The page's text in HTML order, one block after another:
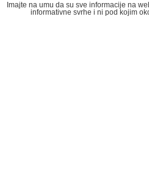
Imajte na umu da su sve informacije na
informativne svrhe i ni pod kojim